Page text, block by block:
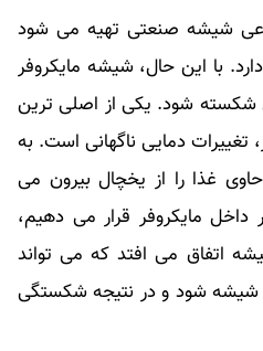
شیشه صنعتی تهیه می ‌شود
با این حال، شیشه مایکروفر
شود. یکی از اصلی‌ ترین
دمایی ناگهانی است. به
غذا را از یخچال بیرون می‌
مایکروفر قرار می‌ دهیم،
اتفاق می ‌افتد که می ‌تواند
شیشه شود و در نتیجه شکستگی